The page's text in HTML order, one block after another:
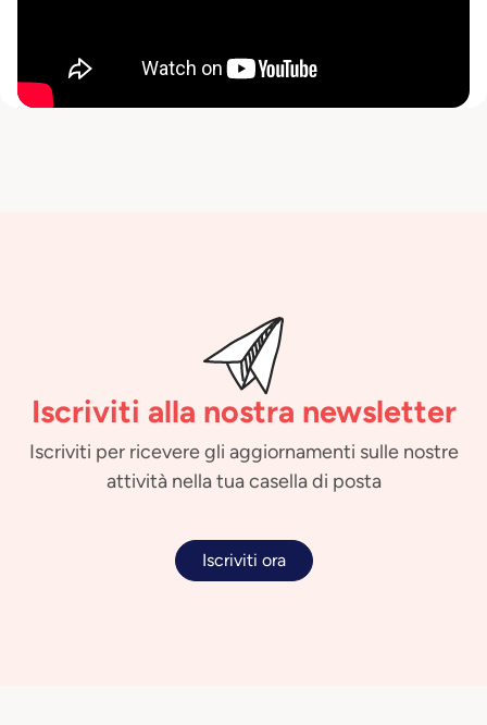
Iscriviti alla nostra newsletter
Iscriviti per ricevere gli aggiornamenti sulle nostre
attività nella tua casella di posta
Iscriviti ora